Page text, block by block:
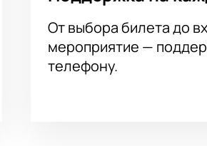
От выбора билета до
мероприятие —
телефону.